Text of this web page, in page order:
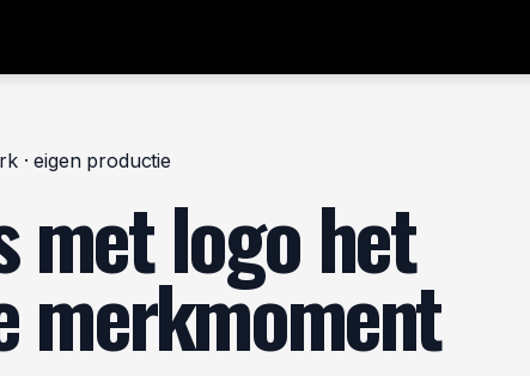
· eigen productie
met logo het
merkmoment